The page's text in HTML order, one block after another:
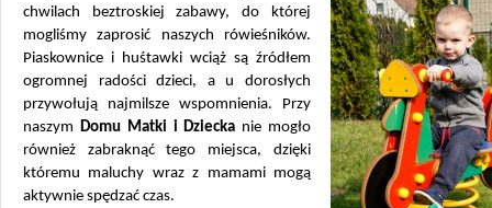
chwilach beztroskiej zabawy, do której
mogliśmy zaprosić naszych rówieśników.
Piaskownice i huśtawki wciąż są źródłem
ogromnej radości dzieci, a u dorosłych
przywołują najmilsze wspomnienia. Przy
naszym Domu Matki i Dziecka nie mogło
również zabraknąć tego miejsca, dzięki
któremu maluchy wraz z mamami mogą
aktywnie spędzać czas.